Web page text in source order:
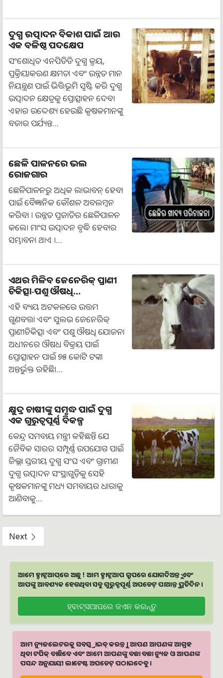
ଦୁଗ୍ଧ ଉତ୍ପାଦନ ବିକାଶ ପାଇଁ ଆଉ
ଏକ ବଳିଷ୍ଠ ପଦକ୍ଷେପ
ସଂଶୋଧିତ ଏନପିଡିଡି ଦୁଗ୍ଧ କ୍ରୟ,
ପ୍ରକ୍ରିୟାକରଣ କ୍ଷମତା ଏବଂ ଉନ୍ନତ ମାନ
ନିୟନ୍ତ୍ରଣ ପାଇଁ ଭିତ୍ତିଭୂମି ସୃଷ୍ଟି କରି ଦୁଗ୍ଧ
ଉତ୍ପାଦନ କ୍ଷେତ୍ରକୁ ପ୍ରୋତ୍ସାହନ ଦେବ।
ଏହାର ଉଦ୍ଦେଶ୍ୟ ହେଉଛି କୃଷକମାନଙ୍କୁ
ବଜାର ପର୍ଯ୍ୟନ୍ତ…
ଛେଳି ପାଳନରେ ଭଲ
ରୋଜଗାର
ଛେଳିପାଳନରୁ ଅଧିକ ଲାଭାବନ୍ ହେବା
ପାଇଁ ବୈଜ୍ଞାନିକ କୌଶଳ ଅବଲମ୍ବନ
କରିବା । ଉନ୍ନତ ପ୍ରଜାତିର ଛେଳିପାଳନ
କଲେ। ମାଂସ ଉତ୍ପାଦନ ବୃଦ୍ଧି ହେବାର
ସମ୍ଭାବନା ଥାଏ ।…
ଏଥର ମିଳିବ ଜେନେରିକ୍ ପ୍ରାଣୀ
ଚିକିତ୍ସା-ପଶୁ ଔଷଧି...
ଏହି ବ୍ୟୟ ଅଟକଳରେ ଉତ୍ତମ
ଗୁଣବତ୍ତା ଏବଂ ସୁଲଭ ଜେନେରିକ୍
ପ୍ରାଣୀଚିକିତ୍ସା ଏବଂ ପଶୁ ଔଷଧି ଯୋଜନା
ଅଧୀନରେ ଔଷଧ ବିକ୍ରୟ ପାଇଁ
ପ୍ରୋତ୍ସାହନ ପାଇଁ ୭୫ କୋଟି ଟଙ୍କା
ଅନ୍ତର୍ଭୁକ୍ତ ରହିଛି।…
କ୍ଷୁଦ୍ର ଚାଷୀଙ୍କୁ ସମୃଦ୍ଧ ପାଇଁ ଦୁଗ୍ଧ
ଏକ ଗୁରୁତ୍ୱପୂର୍ଣ୍ଣ ବିକଳ୍ପ
କେନ୍ଦ୍ର ସମବାୟ ମନ୍ତ୍ରୀ କହିଛନ୍ତି ଯେ
ଜୈବିକ ସାରର ସମ୍ପୂର୍ଣ୍ଣ ଉପଯୋଗ ପାଇଁ
ଜିଲ୍ଲା ସ୍ତରୀୟ ଦୁଗ୍ଧ ସଂଘ ଏବଂ ଗ୍ରାମୀଣ
ଦୁଗ୍ଧ ଉତ୍ପାଦନ ସଂସ୍ଥାଗୁଡ଼ିକୁ ସେହି
କୃଷକମାନଙ୍କୁ ମଧ୍ୟ ସମବାୟର ଧାରାକୁ
ଆଣିବାକୁ…
Next
ଆମେ ହ୍ବାଟ୍ସଆପ୍‌ରେ ଅଛୁ ! ଆମ ହ୍ବାଟ୍ସଆପ ଗ୍ରୁପରେ ଯୋଗଦିଅନ୍ତୁ ଏବଂ
ଆପଙ୍କୁ ଆବଶ୍ୟକ ହେଉଥିବା ସବୁ ଗୁରୁତ୍ବପୂର୍ଣ୍ଣ ଅପଡେଟ୍‌ ପାଆନ୍ତୁ ପ୍ରତିଦିନ ।
ହ୍ବାଟ୍ସଆପରେ ଜଏନ କରନ୍ତୁ
ଆମ ନ୍ୟୁଜଲେଟରକୁ ସବସ୍କ୍ରାଇବ୍ କରନ୍ତୁ । ଆପଣ ଆପଣଙ୍କ ଆଗ୍ରହ
ଥିବା ଟପିକ୍‌ ବାଛିବେ ଏବଂ ଆମେ ଆପଣଙ୍କୁ ବଛା ବଛା ନ୍ୟୁଜ ଓ ଆପଣଙ୍କ
ପସନ୍ଦ ଅନୁଯାୟୀ ଲାଟେଷ୍ଟ ଅପଡେଟ୍‌ ପଠାଇଦେବୁ ।